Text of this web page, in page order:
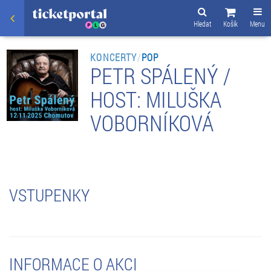
Menu
Košík
Hledat
KONCERTY/POP
PETR SPÁLENÝ /
HOST: MILUŠKA
VOBORNÍKOVÁ
VSTUPENKY
INFORMACE O AKCI